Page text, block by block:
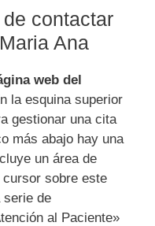
contactar
Ana
web del
la esquina superior
gestionar una cita
más abajo hay una
un área de
sobre este
serie de
al Paciente»